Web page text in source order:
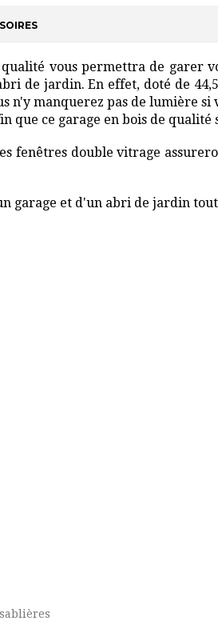
qualité vous permettra de
de jardin. En effet, doté de
n'y manquerez pas de lumière
que ce garage en bois de
fenêtres double vitrage
garage et d'un abri de jardin